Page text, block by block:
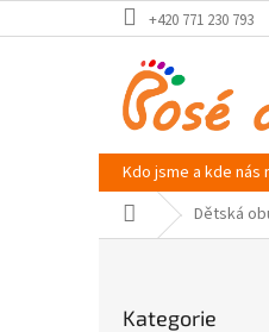
na
+420 771 230 793
Kdo jsme a kde nás
Domů Dětská
kategorie
Kategorie